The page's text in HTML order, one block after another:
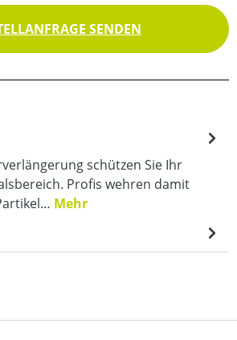
SENDEN
schützen Sie Ihr
Profis wehren damit
Mehr